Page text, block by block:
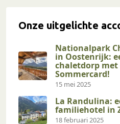
Onze uitgelichte
Nationalpark
in Oostenrijk:
chaletdorp
Sommercard!
15 mei 2025
La Randulina:
familiehotel in
18 februari 2025